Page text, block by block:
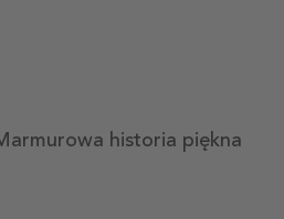
historia piękna